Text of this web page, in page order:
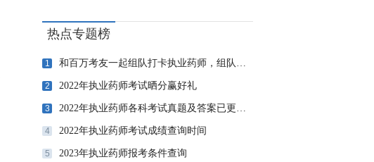
热点专题榜
1 和百万考友一起组队打卡执业药师，组队成功，送高级题库会员
2 2022年执业药师考试晒分赢好礼
3 2022年执业药师各科考试真题及答案已更新，点击估分>>
4 2022年执业药师考试成绩查询时间
5 2023年执业药师报考条件查询